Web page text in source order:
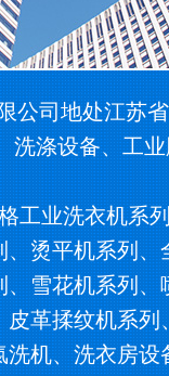
司地处江苏
洗涤设备、工
业洗衣机系
烫平机系列、
雪花机系列、
革揉纹机系列
机、洗衣房设